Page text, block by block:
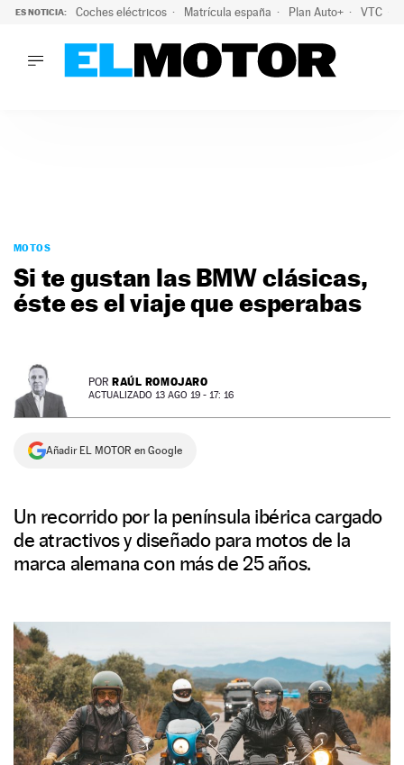
ES NOTICIA: Coches eléctricos Matrícula españa Plan Auto+ VTC
PODCAST
MOTOS
TECNOLOGÍA
PREMIOS
SERVICIOS
MOTOS
Si te gustan las BMW clásicas,
éste es el viaje que esperabas
POR RAÚL ROMOJARO
ACTUALIZADO 13 AGO 19 - 17: 16
Añadir EL MOTOR en Google
Un recorrido por la península ibérica cargado
de atractivos y diseñado para motos de la
marca alemana con más de 25 años.